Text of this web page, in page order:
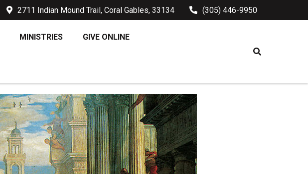
2711 Indian Mound Trail, Coral Gables, 33134 (305) 446-9950
MINISTRIES GIVE ONLINE